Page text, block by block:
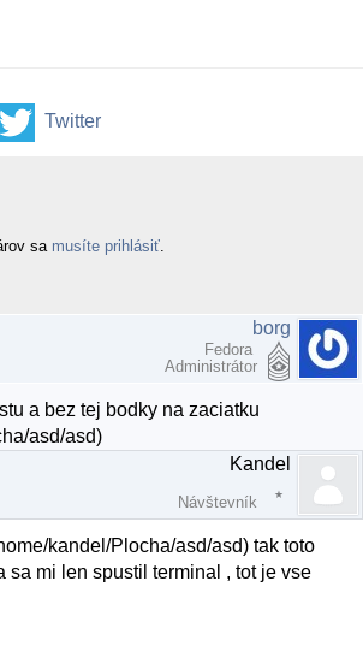
Twitter
sa musíte prihlásiť
borg
Fedora
Administrátor
a bez tej bodky na zaciatku
asd/asd)
Kandel
Návštevník
kandel/Plocha/asd/asd) tak toto
sa mi len spustil terminal , tot je vse